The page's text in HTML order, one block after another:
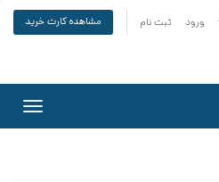
ورود ثبت نام مشاهده کارت خرید